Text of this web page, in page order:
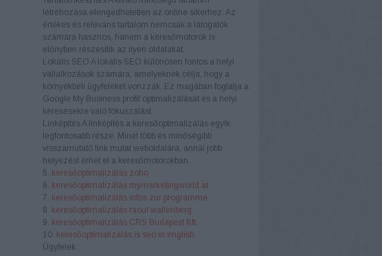
létrehozása elengedhetetlen az online sikerhez. Az
értékes és releváns tartalom nemcsak a látogatók
számára hasznos, hanem a keresőmotorok is
előnyben részesítik az ilyen oldalakat.
Lokális SEO A lokális SEO különösen fontos a helyi
vállalkozások számára, amelyeknek célja, hogy a
környékbeli ügyfeleket vonzzák. Ez magában foglalja a
Google My Business profil optimalizálását és a helyi
keresésekre való fókuszálást.
LinképítésA linképítés a keresőoptimalizálás egyik
legfontosabb része. Minél több és minőségibb
visszamutató link mutat weboldalára, annál jobb
helyezést érhet el a keresőmotorokban.
5. keresőoptimalizálás zoho
6. keresőoptimalizálás mymarketingworld.at
7. keresőoptimalizálás infos zur programme
8. keresőoptimalizálás raoul wallenberg
9. keresőoptimalizálás CRS Budapest Kft.
10. keresőoptimalizálás is seo in english
Ügyfelek